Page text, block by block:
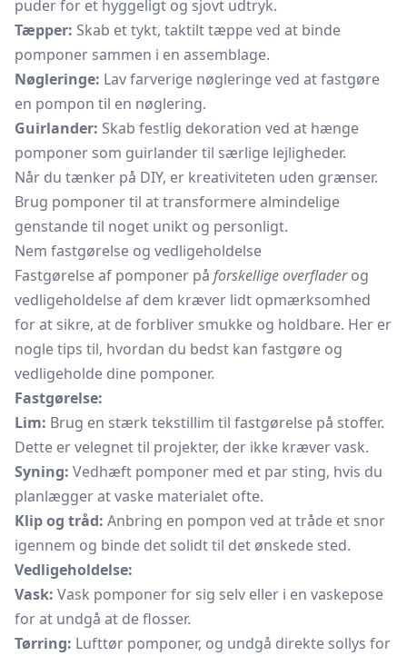
puder for et hyggeligt og sjovt udtryk.
Tæpper: Skab et tykt, taktilt tæppe ved at binde
pomponer sammen i en assemblage.
Nøgleringe: Lav farverige nøgleringe ved at fastgøre
en pompon til en nøglering.
Guirlander: Skab festlig dekoration ved at hænge
pomponer som guirlander til særlige lejligheder.
Når du tænker på DIY, er kreativiteten uden grænser.
Brug pomponer til at transformere almindelige
genstande til noget unikt og personligt.
Nem fastgørelse og vedligeholdelse
Fastgørelse af pomponer på forskellige overfladerog
vedligeholdelse af dem kræver lidt opmærksomhed
for at sikre, at de forbliver smukke og holdbare. Her er
nogle tips til, hvordan du bedst kan fastgøre og
vedligeholde dine pomponer.
Fastgørelse:
Lim: Brug en stærk tekstillim til fastgørelse på stoffer.
Dette er velegnet til projekter, der ikke kræver vask.
Syning: Vedhæft pomponer med et par sting, hvis du
planlægger at vaske materialet ofte.
Klip og tråd: Anbring en pompon ved at tråde et snor
igennem og binde det solidt til det ønskede sted.
Vedligeholdelse:
Vask: Vask pomponer for sig selv eller i en vaskepose
for at undgå at de flosser.
Tørring: Lufttør pomponer, og undgå direkte sollys for